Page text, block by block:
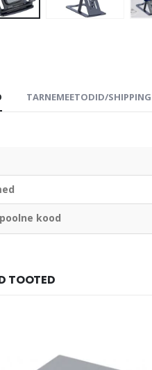
TARNEMEETODID/SHIPPING
kood
TOOTED